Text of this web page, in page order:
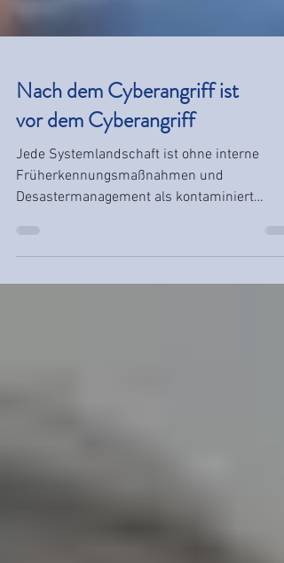
Nach dem Cyberangriff ist
vor dem Cyberangriff
Jede Systemlandschaft ist ohne interne
Früherkennungsmaßnahmen und